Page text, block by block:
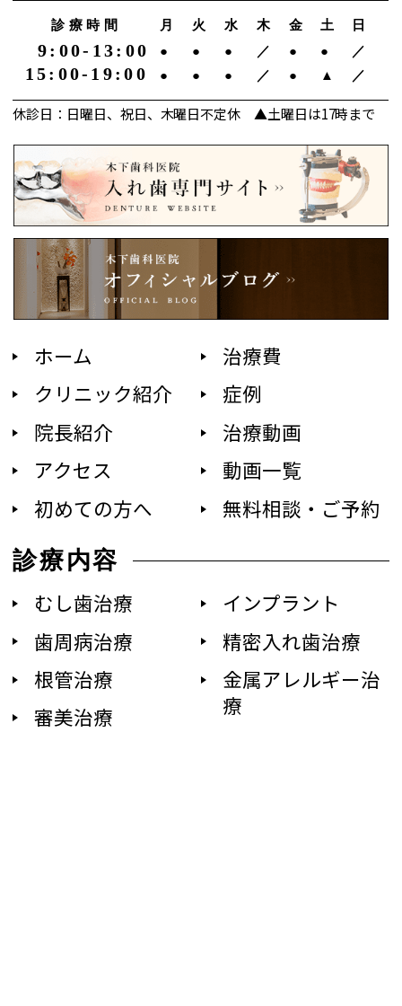
診療時間 月 火 水 木 金 土 日
9:00-13:00 ● ● ● ／ ● ● ／
15:00-19:00 ● ● ● ／ ● ▲ ／
休診日：日曜日、祝日、木曜日不定休 ▲土曜日は17時まで
ホーム
クリニック紹介
院長紹介
アクセス
初めての方へ
治療費
症例
治療動画
動画一覧
無料相談・ご予約
診療内容
むし歯治療
歯周病治療
根管治療
審美治療
インプラント
精密入れ歯治療
金属アレルギー治
療